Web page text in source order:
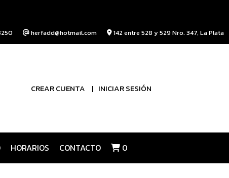
herfadd@hotmail.com 142 entre 528 y 529 Nro. 347, La Plata
CREAR CUENTA INICIAR SESIÓN
HORARIOS CONTACTO 0